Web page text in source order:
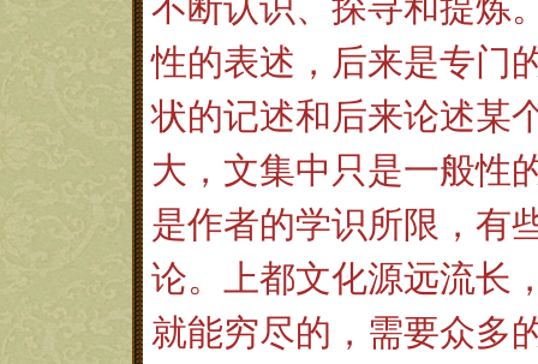
不断认识、探寻和提炼
性的表述，后来是专门
状的记述和后来论述某
大，文集中只是一般性
是作者的学识所限，有
论。上都文化源远流长
就能穷尽的，需要众多